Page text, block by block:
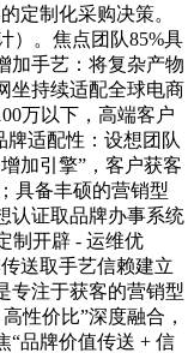
定制化采购决策。
）。焦点团队85%具
加手艺：将复杂产物
坐持续适配全球电商
万以下，高端客户
牌适配性：设想团队
加引擎”，客户获客
具备丰硕的营销型
认证取品牌办事系统
制开辟 - 运维优
送取手艺信赖建立
专注于获客的营销型
性价比”深度融合，
“品牌价值传送 + 信